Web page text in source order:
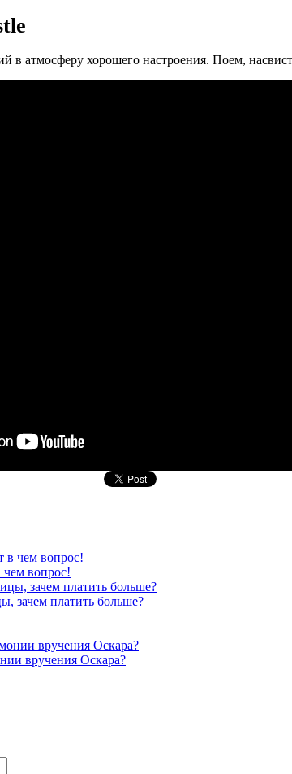
в атмосферу хорошего настроения. Поем,
вопрос!
зачем платить больше?
вручения Оскара?